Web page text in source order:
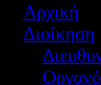
Αρχική
Διοίκηση